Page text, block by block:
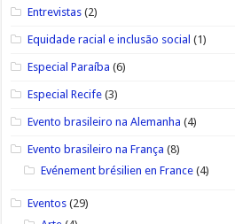
Entrevistas (2)
Equidade racial e inclusão social (1)
Especial Paraíba (6)
Especial Recife (3)
Evento brasileiro na Alemanha (4)
Evento brasileiro na França (8)
Evénement brésilien en France (4)
Eventos (29)